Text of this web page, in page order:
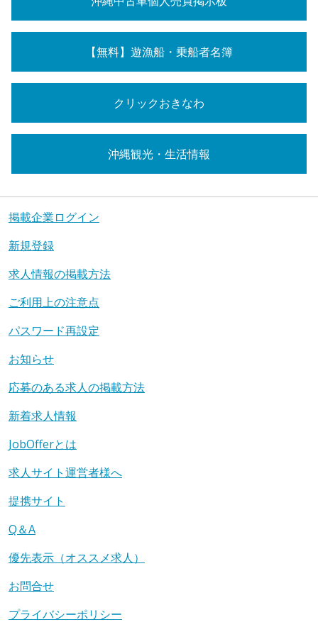
【無料】遊漁船・乗船者名簿
クリックおきなわ
沖縄観光・生活情報
掲載企業ログイン
新規登録
求人情報の掲載方法
ご利用上の注意点
パスワード再設定
お知らせ
応募のある求人の掲載方法
新着求人情報
JobOfferとは
求人サイト運営者様へ
提携サイト
Q＆A
優先表示（オススメ求人）
お問合せ
プライバシーポリシー